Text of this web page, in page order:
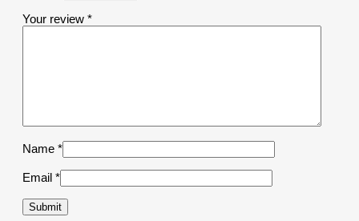
Your review *
Name *
Email *